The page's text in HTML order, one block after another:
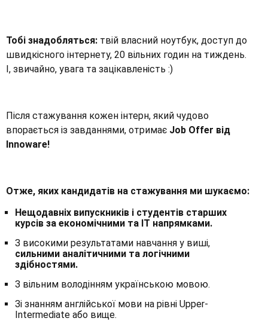
Тобі знадобляться: твій власний ноутбук, доступ до
швидкісного інтернету, 20 вільних годин на тиждень.
І, звичайно, увага та зацікавленість :)
Після стажування кожен інтерн, який чудово
впорається із завданнями, отримає Job Offer від
Innoware!
Отже, яких кандидатів на стажування ми шукаємо:
Нещодавніх випускників і студентів старших
курсів за економічними та ІТ напрямками.
З високими результатами навчання у виші,
сильними аналітичними та логічними
здібностями.
З вільним володінням українською мовою.
Зі знанням англійської мови на рівні Upper-
Intermediate або вище.